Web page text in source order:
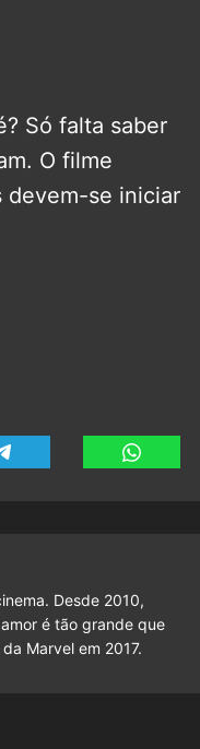
Só falta saber
O filme
devem-se iniciar
Desde 2010,
é tão grande que
Marvel em 2017.